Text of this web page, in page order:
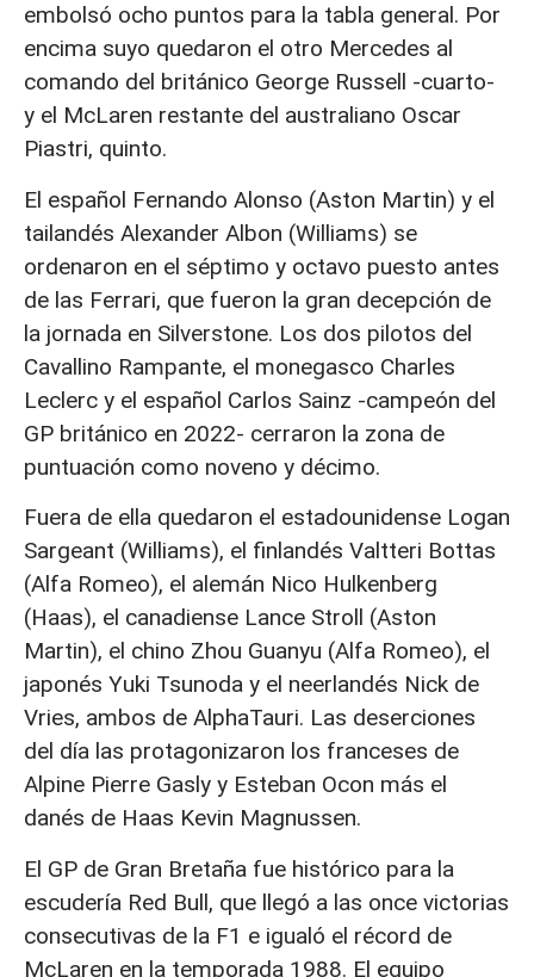
embolsó ocho puntos para la tabla general. Por
encima suyo quedaron el otro Mercedes al
comando del británico George Russell -cuarto-
y el McLaren restante del australiano Oscar
Piastri, quinto.
El español Fernando Alonso (Aston Martin) y el
tailandés Alexander Albon (Williams) se
ordenaron en el séptimo y octavo puesto antes
de las Ferrari, que fueron la gran decepción de
la jornada en Silverstone. Los dos pilotos del
Cavallino Rampante, el monegasco Charles
Leclerc y el español Carlos Sainz -campeón del
GP británico en 2022- cerraron la zona de
puntuación como noveno y décimo.
Fuera de ella quedaron el estadounidense Logan
Sargeant (Williams), el finlandés Valtteri Bottas
(Alfa Romeo), el alemán Nico Hulkenberg
(Haas), el canadiense Lance Stroll (Aston
Martin), el chino Zhou Guanyu (Alfa Romeo), el
japonés Yuki Tsunoda y el neerlandés Nick de
Vries, ambos de AlphaTauri. Las deserciones
del día las protagonizaron los franceses de
Alpine Pierre Gasly y Esteban Ocon más el
danés de Haas Kevin Magnussen.
El GP de Gran Bretaña fue histórico para la
escudería Red Bull, que llegó a las once victorias
consecutivas de la F1 e igualó el récord de
McLaren en la temporada 1988. El equipo